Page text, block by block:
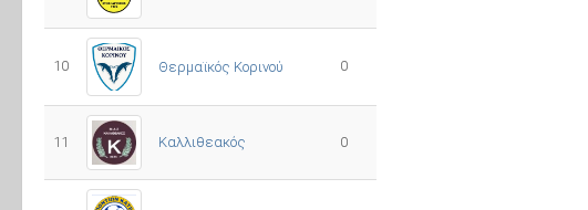
10 Θερμαϊκός Κορινού 0
11 Καλλιθεακός 0